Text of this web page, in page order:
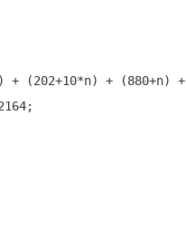
+ (202+10*n) + (880+n) +